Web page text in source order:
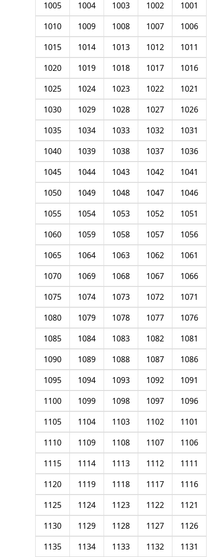
1001
1002
1003
1004
1005
1006
1007
1008
1009
1010
1011
1012
1013
1014
1015
1016
1017
1018
1019
1020
1021
1022
1023
1024
1025
1026
1027
1028
1029
1030
1031
1032
1033
1034
1035
1036
1037
1038
1039
1040
1041
1042
1043
1044
1045
1046
1047
1048
1049
1050
1051
1052
1053
1054
1055
1056
1057
1058
1059
1060
1061
1062
1063
1064
1065
1066
1067
1068
1069
1070
1071
1072
1073
1074
1075
1076
1077
1078
1079
1080
1081
1082
1083
1084
1085
1086
1087
1088
1089
1090
1091
1092
1093
1094
1095
1096
1097
1098
1099
1100
1101
1102
1103
1104
1105
1106
1107
1108
1109
1110
1111
1112
1113
1114
1115
1116
1117
1118
1119
1120
1121
1122
1123
1124
1125
1126
1127
1128
1129
1130
1131
1132
1133
1134
1135